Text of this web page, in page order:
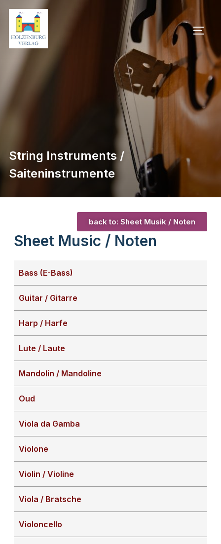
String Instruments /
Saiteninstrumente
back to: Sheet Musik / Noten
Sheet Music / Noten
Bass (E-Bass)
Guitar / Gitarre
Harp / Harfe
Lute / Laute
Mandolin / Mandoline
Oud
Viola da Gamba
Violone
Violin / Violine
Viola / Bratsche
Violoncello